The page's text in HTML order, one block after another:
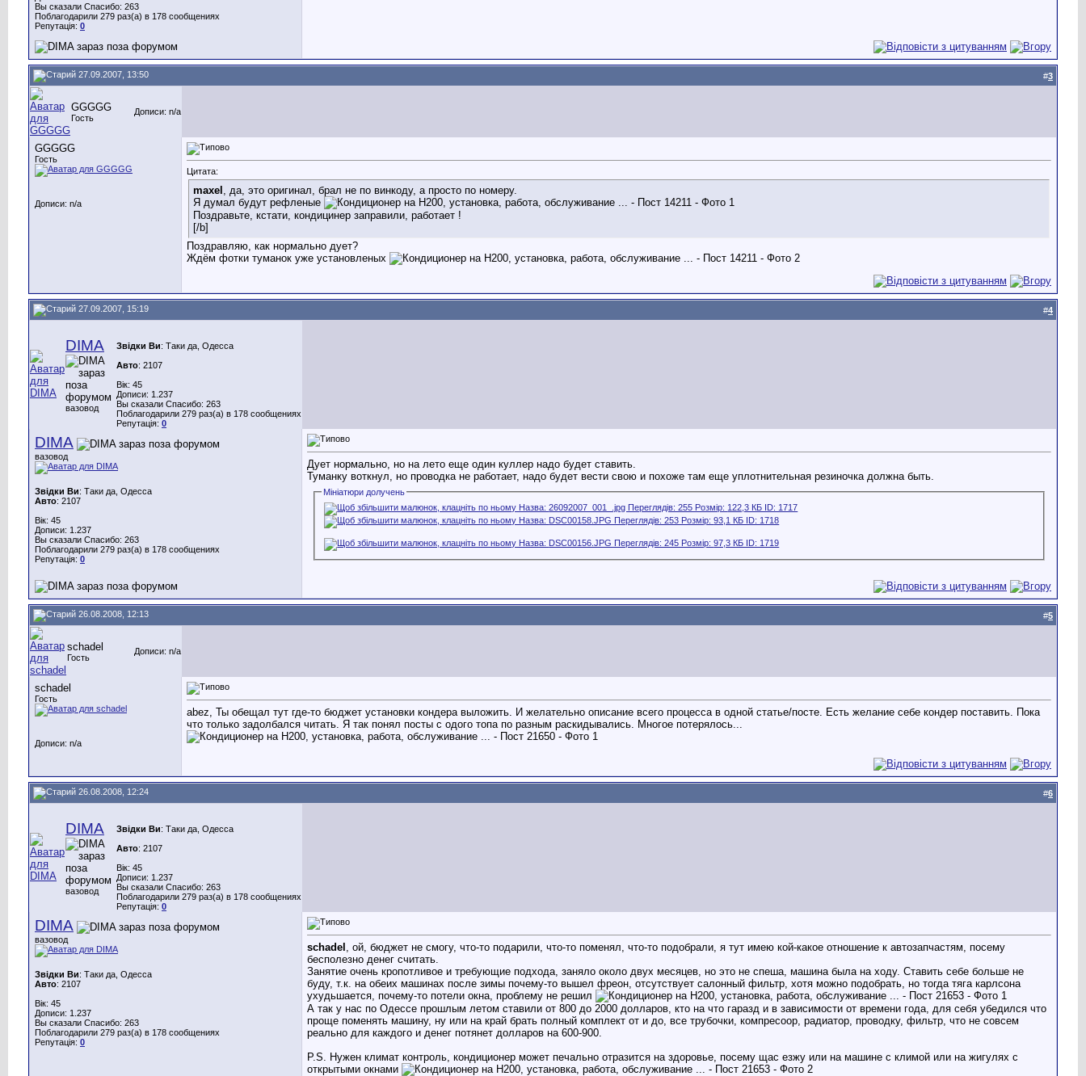
Вы сказали Спасибо: 263
Поблагодарили 279 раз(а) в 178 сообщениях
Репутація: 0
27.09.2007, 13:50 #3
GGGGG
Гость
Дописи: n/a
GGGGG
Гость
Дописи: n/a
Цитата:
maxel
, да, это оригинал, брал не по винкоду, а просто по номеру.
Я думал будут рефленые
Поздравьте, кстати, кондицинер заправили, работает !
[/b]
Поздравляю, как нормально дует?
Ждём фотки туманок уже установленых
27.09.2007, 15:19 #4
DIMA
вазовод
Звідки Ви: Таки да, Одесса
Авто: 2107
Вік: 45
Дописи: 1.237
Вы сказали Спасибо: 263
Поблагодарили 279 раз(а) в 178 сообщениях
Репутація: 0
DIMA
вазовод
Звідки Ви: Таки да, Одесса
Авто: 2107
Вік: 45
Дописи: 1.237
Вы сказали Спасибо: 263
Поблагодарили 279 раз(а) в 178 сообщениях
Репутація: 0
Дует нормально, но на лето еще один куллер надо будет ставить.
Туманку воткнул, но проводка не работает, надо будет вести свою и похоже там еще уплотнительная резиночка должна быть.
Мініатюри долучень
26.08.2008, 12:13 #5
schadel
Гость
Дописи: n/a
schadel
Гость
Дописи: n/a
abez, Ты обещал тут где-то бюджет установки кондера выложить. И желательно описание всего процесса в одной статье/посте. Есть желание себе кондер поставить. Пока
что только задолбался читать. Я так понял посты с одого топа по разным раскидывались. Многое потерялось...
26.08.2008, 12:24 #6
DIMA
вазовод
Звідки Ви: Таки да, Одесса
Авто: 2107
Вік: 45
Дописи: 1.237
Вы сказали Спасибо: 263
Поблагодарили 279 раз(а) в 178 сообщениях
Репутація: 0
DIMA
вазовод
Звідки Ви: Таки да, Одесса
Авто: 2107
Вік: 45
Дописи: 1.237
Вы сказали Спасибо: 263
Поблагодарили 279 раз(а) в 178 сообщениях
Репутація: 0
schadel
, ой, бюджет не смогу, что-то подарили, что-то поменял, что-то подобрали, я тут имею кой-какое отношение к автозапчастям, посему
бесполезно денег считать.
Занятие очень кропотливое и требующие подхода, заняло около двух месяцев, но это не спеша, машина была на ходу. Ставить себе больше не
буду, т.к. на обеих машинах после зимы почему-то вышел фреон, отсутствует салонный фильтр, хотя можно подобрать, но тогда тяга карлсона
ухудьшается, почему-то потели окна, проблему не решил
А так у нас по Одессе прошлым летом ставили от 800 до 2000 долларов, кто на что гаразд и в зависимости от времени года, для себя убедился что
проще поменять машину, ну или на край брать полный комплект от и до, все трубочки, компресоор, радиатор, проводку, фильтр, что не совсем
реально для каждого и денег потянет долларов на 600-900.
P.S. Нужен климат контроль, кондиционер может печально отразится на здоровье, посему щас езжу или на машине с климой или на жигулях с
открытыми окнами